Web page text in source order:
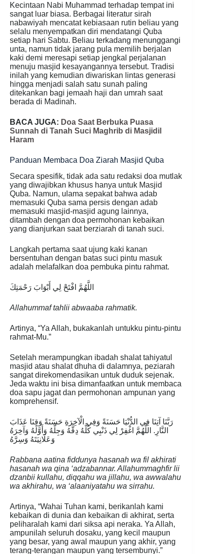
Kecintaan Nabi Muhammad terhadap tempat ini
sangat luar biasa. Berbagai literatur sirah
nabawiyah mencatat kebiasaan rutin beliau yang
selalu menyempatkan diri mendatangi Quba
setiap hari Sabtu. Beliau terkadang menunggangi
unta, namun tidak jarang pula memilih berjalan
kaki demi meresapi setiap jengkal perjalanan
menuju masjid kesayangannya tersebut. Tradisi
inilah yang kemudian diwariskan lintas generasi
hingga menjadi salah satu sunah paling
ditekankan bagi jemaah haji dan umrah saat
berada di Madinah.
BACA JUGA: Doa Saat Berbuka Puasa
Sunnah di Tanah Suci Maghrib di Masjidil
Haram
Panduan Membaca Doa Ziarah Masjid Quba
Secara spesifik, tidak ada satu redaksi doa mutlak
yang diwajibkan khusus hanya untuk Masjid
Quba. Namun, ulama sepakat bahwa adab
memasuki Quba sama persis dengan adab
memasuki masjid-masjid agung lainnya,
ditambah dengan doa permohonan kebaikan
yang dianjurkan saat berziarah di tanah suci.
Langkah pertama saat ujung kaki kanan
bersentuhan dengan batas suci pintu masuk
adalah melafalkan doa pembuka pintu rahmat.
اللَّهُمَّ افْتَحْ لِي أَبْوَابَ رَحْمَتِكَ
Allahummaf tahlii abwaaba rahmatik.
Artinya, “Ya Allah, bukakanlah untukku pintu-pintu
rahmat-Mu.”
Setelah merampungkan ibadah shalat tahiyatul
masjid atau shalat dhuha di dalamnya, peziarah
sangat direkomendasikan untuk duduk sejenak.
Jeda waktu ini bisa dimanfaatkan untuk membaca
doa sapu jagat dan permohonan ampunan yang
komprehensif.
رَبَّنَا آتِنَا فِي الدُّنْيَا حَسَنَةً وَفِي الْآخِرَةِ حَسَنَةً وَقِنَا عَذَابَ
النَّارِ. اللَّهُمَّ اغْفِرْ لِي ذَنْبِي كُلَّهُ دِقَّهُ وَجِلَّهُ وَأَوَّلَهُ وَآخِرَهُ
وَعَلَانِيَتَهُ وَسِرَّهُ
Rabbana aatina fiddunya hasanah wa fil akhirati
hasanah wa qina ‘adzabannar. Allahummaghfir lii
dzanbii kullahu, diqqahu wa jillahu, wa awwalahu
wa akhirahu, wa ‘alaaniyatahu wa sirrahu.
Artinya, “Wahai Tuhan kami, berikanlah kami
kebaikan di dunia dan kebaikan di akhirat, serta
peliharalah kami dari siksa api neraka. Ya Allah,
ampunilah seluruh dosaku, yang kecil maupun
yang besar, yang awal maupun yang akhir, yang
terang-terangan maupun yang tersembunyi.”